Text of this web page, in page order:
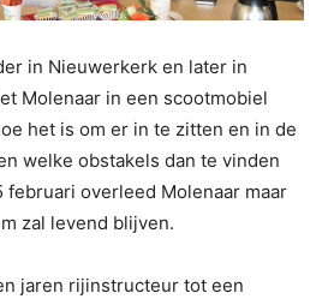
in Nieuwerkerk en later in
Molenaar in een scootmobiel
het is om er in te zitten en in de
welke obstakels dan te vinden
februari overleed Molenaar maar
zal levend blijven.
jaren rijinstructeur tot een